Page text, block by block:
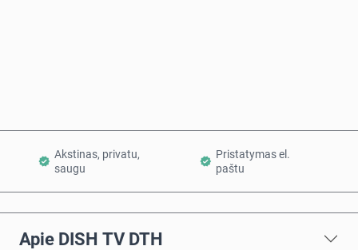
Akstinas, privatu,
saugu
Pristatymas el.
paštu
Apie DISH TV DTH